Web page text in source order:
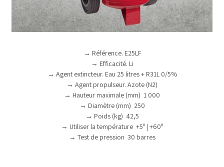
→ Référence. E25LF
→ Efficacité. Li
→ Agent extincteur. Eau 25 litres + R31L 0/5%
→ Agent propulseur. Azote (N2)
→ Hauteur maximale (mm) 1 000
→ Diamètre (mm) 250
→ Poids (kg) 42,5
→ Utiliser la température +5º | +60º
→ Test de pression 30 barres